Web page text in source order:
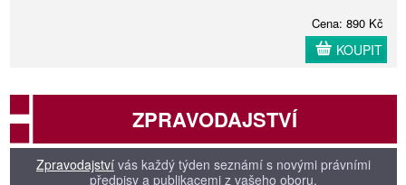
Cena: 890 Kč
KOUPIT
ZPRAVODAJSTVÍ
Zpravodajství vás každý týden seznámí s novými právními
předpisy a publikacemi z vašeho oboru.